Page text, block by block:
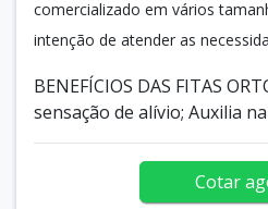
comercializado em vários
intenção de atender as
BENEFÍCIOS DAS FITAS
sensação de alívio; Auxilia
Cotar